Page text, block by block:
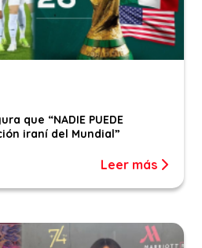
que “NADIE PUEDE
iraní del Mundial”
Leer más